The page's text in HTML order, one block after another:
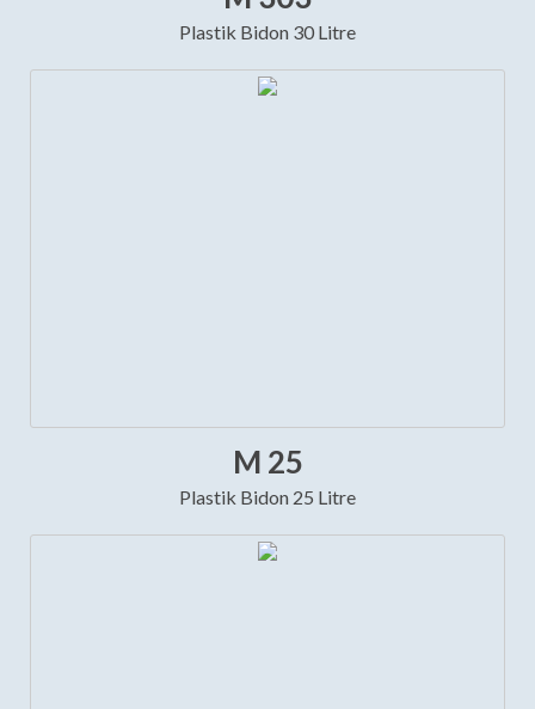
Plastik Bidon 30 Litre
M 25
Plastik Bidon 25 Litre